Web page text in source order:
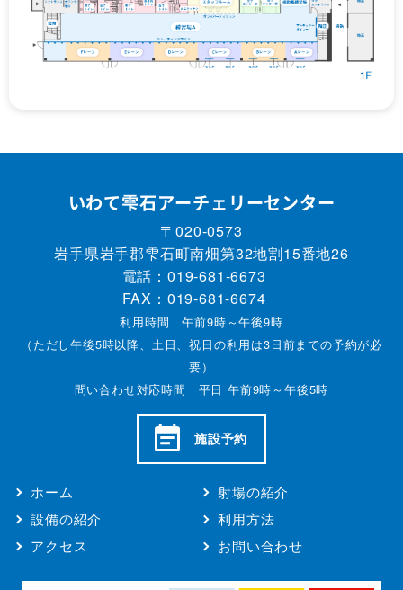
いわて雫石アーチェリーセンター
〒020-0573
岩手県岩手郡雫石町南畑第32地割15番地26
電話： 019-681-6673
FAX：019-681-6674
利用時間 午前9時～午後9時
（ただし午後5時以降、土日、祝日の利用は3日前までの予約が必
要）
問い合わせ対応時間 平日 午前9時～午後5時
施設予約
ホーム
射場の紹介
設備の紹介
利用方法
アクセス
お問い合わせ